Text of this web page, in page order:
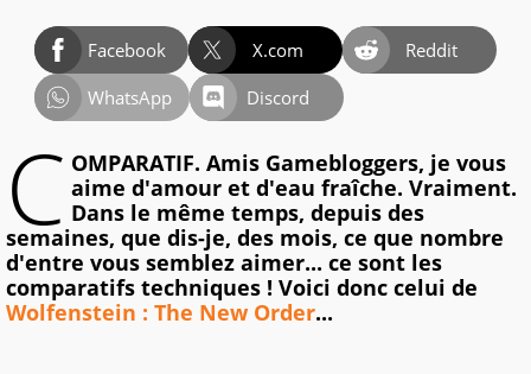
Facebook X.com
Reddit
WhatsApp
Discord
C OMPARATIF. Amis Gamebloggers, je vous
aime d'amour et d'eau fraîche. Vraiment.
Dans le même temps, depuis des
semaines, que dis-je, des mois, ce que nombre
d'entre vous semblez aimer... ce sont les
comparatifs techniques ! Voici donc celui de
Wolfenstein : The New Order...